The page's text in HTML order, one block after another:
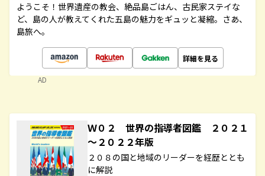
ようこそ！世界遺産の教会、絶品島ごはん、古民家ステイな
ど、島の人が教えてくれた五島の魅力をギュッと凝縮。さあ、
島旅へ。
詳細を見る
AD
Ｗ０２ 世界の指導者図鑑 ２０２１
～２０２２年版
２０８の国と地域のリーダーを経歴ととも
に解説